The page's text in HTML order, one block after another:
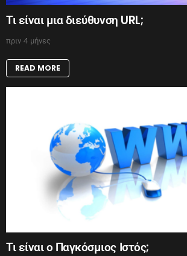
Τι είναι μια διεύθυνση URL;
πριν 4 μήνες
READ MORE
Τι είναι ο Παγκόσμιος Ιστός;